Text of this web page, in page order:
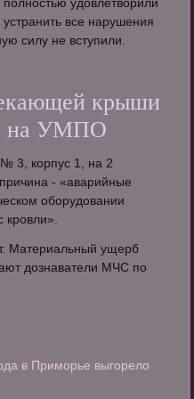
удовлетворили
все нарушения
силу не вступили.
крыши
на УМПО
№ 3, корпус 1, на 2
- «аварийные
оборудовании
кровли».
Материальный ущерб
дознаватели МЧС по
в Приморье выгорело